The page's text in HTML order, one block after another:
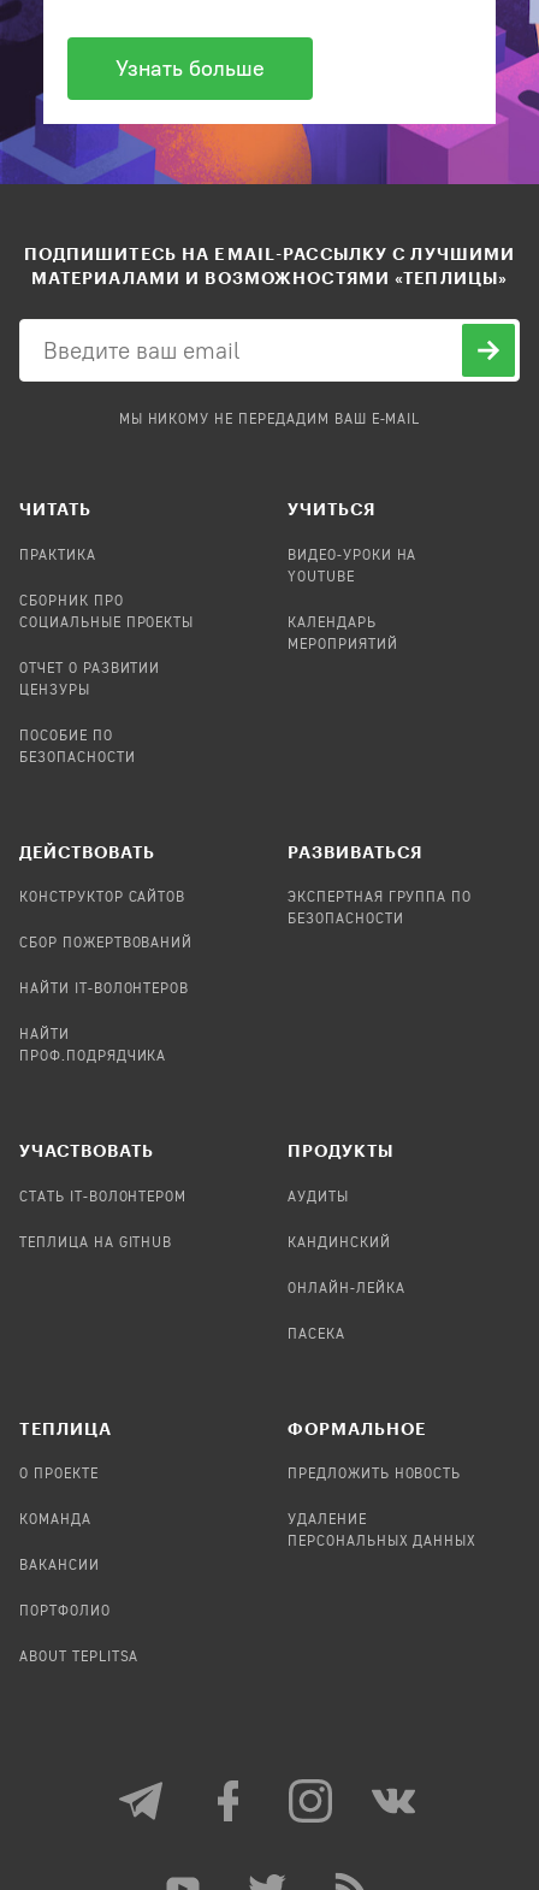
Узнать больше
ПОДПИШИТЕСЬ НА EMAIL-РАССЫЛКУ С ЛУЧШИМИ
МАТЕРИАЛАМИ И ВОЗМОЖНОСТЯМИ «ТЕПЛИЦЫ»
МЫ НИКОМУ НЕ ПЕРЕДАДИМ ВАШ E-MAIL
ЧИТАТЬ
ПРАКТИКА
СБОРНИК ПРО
СОЦИАЛЬНЫЕ ПРОЕКТЫ
ОТЧЕТ О РАЗВИТИИ
ЦЕНЗУРЫ
ПОСОБИЕ ПО
БЕЗОПАСНОСТИ
УЧИТЬСЯ
ВИДЕО-УРОКИ НА
YOUTUBE
КАЛЕНДАРЬ
МЕРОПРИЯТИЙ
ДЕЙСТВОВАТЬ
КОНСТРУКТОР САЙТОВ
СБОР ПОЖЕРТВОВАНИЙ
НАЙТИ IT-ВОЛОНТЕРОВ
НАЙТИ
ПРОФ.ПОДРЯДЧИКА
РАЗВИВАТЬСЯ
ЭКСПЕРТНАЯ ГРУППА ПО
БЕЗОПАСНОСТИ
УЧАСТВОВАТЬ
СТАТЬ IT-ВОЛОНТЕРОМ
ТЕПЛИЦА НА GITHUB
ПРОДУКТЫ
АУДИТЫ
КАНДИНСКИЙ
ОНЛАЙН-ЛЕЙКА
ПАСЕКА
TЕПЛИЦА
О ПРОЕКТЕ
КОМАНДА
ВАКАНСИИ
ПОРТФОЛИО
ABOUT TEPLITSA
ФОРМАЛЬНОЕ
ПРЕДЛОЖИТЬ НОВОСТЬ
УДАЛЕНИЕ
ПЕРСОНАЛЬНЫХ ДАННЫХ